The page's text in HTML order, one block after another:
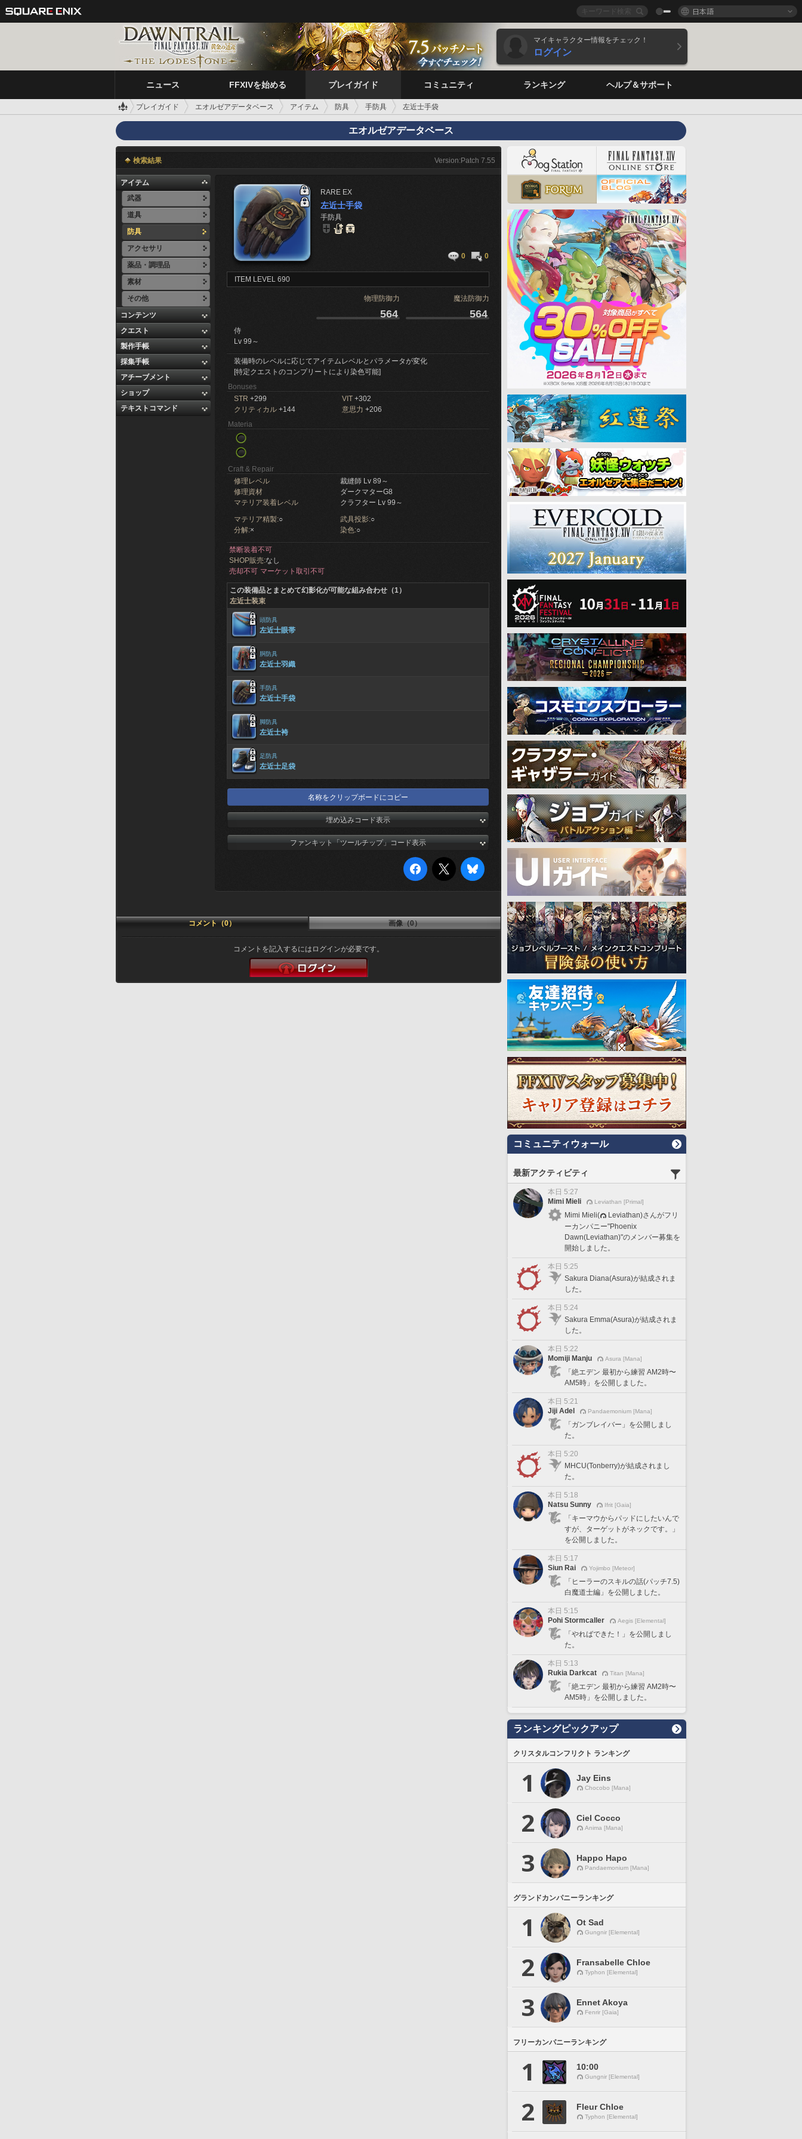
日本語
マイキャラクター情報をチェック！
ログイン
ニュース FFXIVを始める プレイガイド コミュニティ ランキング ヘルプ＆サポート
プレイガイド エオルゼアデータベース アイテム 防具 手防具 左近士手袋
エオルゼアデータベース
検索結果 Version:Patch 7.55
アイテム
武器
道具
防具
アクセサリ
薬品・調理品
素材
その他
コンテンツ
クエスト
製作手帳
採集手帳
アチーブメント
ショップ
テキストコマンド
RARE EX
左近士手袋
手防具
0 0
ITEM LEVEL 690
物理防御力 魔法防御力
564 564
侍
Lv 99～
装備時のレベルに応じてアイテムレベルとパラメータが変化
[特定クエストのコンプリートにより染色可能]
Bonuses
STR +299 VIT +302
クリティカル +144 意思力 +206
Materia
Craft & Repair
修理レベル
裁縫師 Lv 89～
修理資材
ダークマターG8
マテリア装着レベル
クラフター Lv 99～
マテリア精製:○ 武具投影:○
分解:× 染色:○
禁断装着不可
SHOP販売:なし
売却不可 マーケット取引不可
この装備品とまとめて幻影化が可能な組み合わせ（1）
左近士装束
頭防具
左近士眼帯
胴防具
左近士羽織
手防具
左近士手袋
脚防具
左近士袴
足防具
左近士足袋
名称をクリップボードにコピー
埋め込みコード表示
ファンキット「ツールチップ」コード表示
コメント（0） 画像（0）
コメントを記入するにはログインが必要です。
コミュニティウォール
最新アクティビティ
本日 5:27
Mimi Mieli
Leviathan [Primal]
Mimi Mieli(
Leviathan)さんがフリ
ーカンパニー"Phoenix
Dawn(Leviathan)"のメンバー募集を
開始しました。
本日 5:25
Sakura Diana(Asura)が結成されま
した。
本日 5:24
Sakura Emma(Asura)が結成されま
した。
本日 5:22
Momiji Manju
Asura [Mana]
「絶エデン 最初から練習 AM2時〜
AM5時」を公開しました。
本日 5:21
Jiji Adel
Pandaemonium [Mana]
「ガンブレイバー」を公開しまし
た。
本日 5:20
MHCU(Tonberry)が結成されまし
た。
本日 5:18
Natsu Sunny
Ifrit [Gaia]
「キーマウからパッドにしたいんで
すが、ターゲットがネックです。」
を公開しました。
本日 5:17
Siun Rai
Yojimbo [Meteor]
「ヒーラーのスキルの話(パッチ7.5)
白魔道士編」を公開しました。
本日 5:15
Pohi Stormcaller
Aegis [Elemental]
「やればできた！」を公開しまし
た。
本日 5:13
Rukia Darkcat
Titan [Mana]
「絶エデン 最初から練習 AM2時〜
AM5時」を公開しました。
ランキングピックアップ
クリスタルコンフリクト ランキング
1 Jay Eins
Chocobo [Mana]
2 Ciel Cocco
Anima [Mana]
3 Happo Hapo
Pandaemonium [Mana]
グランドカンパニーランキング
1 Ot Sad
Gungnir [Elemental]
2 Fransabelle Chloe
Typhon [Elemental]
3 Ennet Akoya
Fenrir [Gaia]
フリーカンパニーランキング
1 10:00
Gungnir [Elemental]
2 Fleur Chloe
Typhon [Elemental]